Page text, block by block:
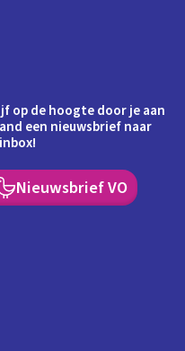
op de hoogte door je aan
een nieuwsbrief naar
Nieuwsbrief VO